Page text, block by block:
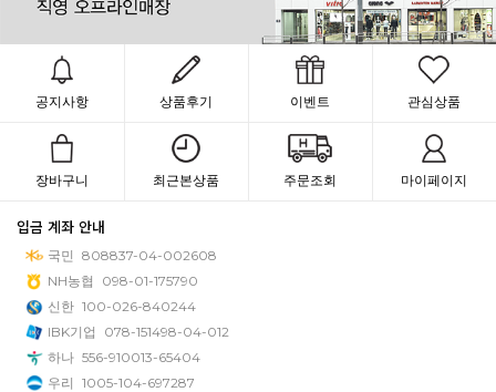
공지사항 상품후기 이벤트 관심상품
장바구니 최근본상품 주문조회 마이페이지
입금 계좌 안내
국민 808837-04-002608
NH농협
098-01-175790
신한 100-026-840244
IBK기업
078-151498-04-012
하나 556-910013-65404
우리 1005-104-697287